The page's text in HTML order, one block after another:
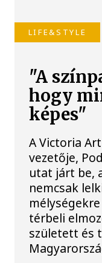
LIFE&STYLE
"A
hogy
képes"
A Victoria
vezetője,
utat járt be,
nemcsak
térbeli
született és